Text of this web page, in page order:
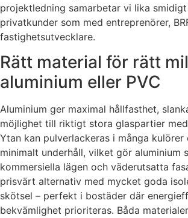
projektledning samarbetar vi lika
privatkunder som med entreprenörer,
fastighetsutvecklare.
Rätt material för rätt
aluminium eller PVC
Aluminium ger maximal hållfasthet,
möjlighet till riktigt stora glaspartier
Ytan kan pulverlackeras i många kulörer
minimalt underhåll, vilket gör aluminium
kommersiella lägen och väderutsatta
prisvärt alternativ med mycket goda
skötsel – perfekt i bostäder där
bekvämlighet prioriteras. Båda